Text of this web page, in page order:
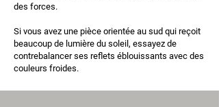
des forces.
Si vous avez une pièce orientée au sud qui reçoit
beaucoup de lumière du soleil, essayez de
contrebalancer ses reflets éblouissants avec des
couleurs froides.